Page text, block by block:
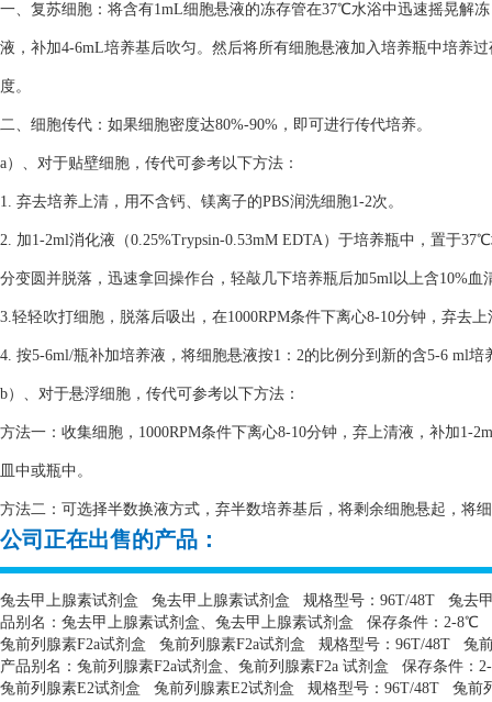
一、复苏细胞：将含有1mL细胞悬液的冻存管在37℃水浴中迅速摇晃解
液，补加4-6mL培养基后吹匀。然后将所有细胞悬液加入培养瓶中培养
度。
二、细胞传代：如果细胞密度达80%-90%，即可进行传代培养。
a）、对于贴壁细胞，传代可参考以下方法：
1. 弃去培养上清，用不含钙、镁离子的PBS润洗细胞1-2次。
2. 加1-2ml消化液（0.25%Trypsin-0.53mM EDTA）于培养瓶中，置于
分变圆并脱落，迅速拿回操作台，轻敲几下培养瓶后加5ml以上含10%血
3.轻轻吹打细胞，脱落后吸出，在1000RPM条件下离心8-10分钟，弃去
4. 按5-6ml/瓶补加培养液，将细胞悬液按1：2的比例分到新的含5-6 ml培
b）、对于悬浮细胞，传代可参考以下方法：
方法一：收集细胞，1000RPM条件下离心8-10分钟，弃上清液，补加1-
皿中或瓶中。
方法二：可选择半数换液方式，弃半数培养基后，将剩余细胞悬起，将
公司正在出售的产品：
兔去甲上腺素试剂盒 兔去甲上腺素试剂盒 规格型号： 96T/48T
兔去
品别名：兔去甲上腺素试剂盒、兔去甲上腺素试剂盒
保存条件： 2-8℃
兔前列腺素F2a试剂盒 兔前列腺素F2a试剂盒 规格型号： 96T/48T
兔
产品别名：兔前列腺素F2a试剂盒、兔前列腺素F2a 试剂盒 保存条件：
兔前列腺素E2试剂盒 兔前列腺素E2试剂盒 规格型号： 96T/48T 兔前